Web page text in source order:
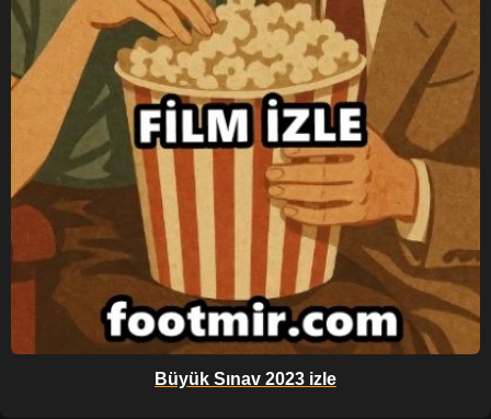
Büyük Sınav 2023 izle